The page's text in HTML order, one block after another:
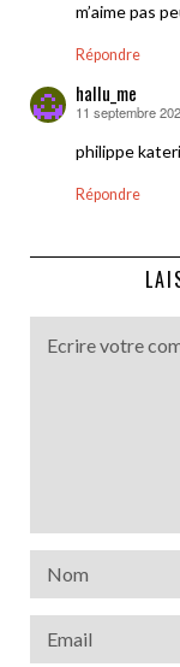
m’aime pas
Répondre
hallu_me
dit :
11 septembre
philippe
Répondre